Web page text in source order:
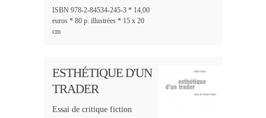
ISBN 978-2-84534-245-3 * 14,00
euros * 80 p. illustrées * 15 x 20
cm
ESTHÉTIQUE D'UN
TRADER
Essai de critique fiction